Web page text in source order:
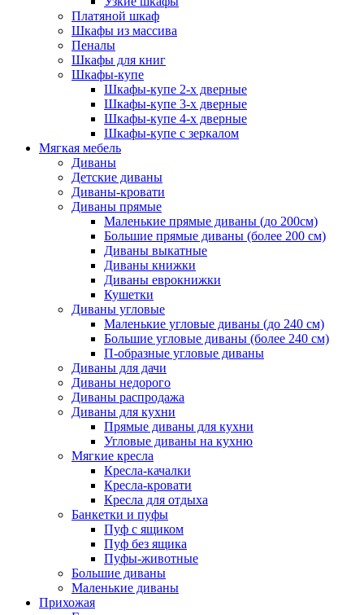
Платяной шкаф
Шкафы из массива
Пеналы
Шкафы для книг
Шкафы-купе
Шкафы-купе 2-х дверные
Шкафы-купе 3-х дверные
Шкафы-купе 4-х дверные
Шкафы-купе с зеркалом
Мягкая мебель
Диваны
Детские диваны
Диваны-кровати
Диваны прямые
Маленькие прямые диваны (до 200см)
Большие прямые диваны (более 200 см)
Диваны выкатные
Диваны книжки
Диваны еврокнижки
Кушетки
Диваны угловые
Маленькие угловые диваны (до 240 см)
Большие угловые диваны (более 240 см)
П-образные угловые диваны
Диваны для дачи
Диваны недорого
Диваны распродажа
Диваны для кухни
Прямые диваны для кухни
Угловые диваны на кухню
Мягкие кресла
Кресла-качалки
Кресла-кровати
Кресла для отдыха
Банкетки и пуфы
Пуф с ящиком
Пуф без ящика
Пуфы-животные
Большие диваны
Маленькие диваны
Прихожая